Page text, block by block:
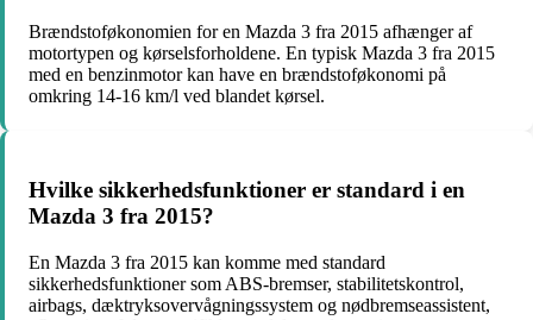
Brændstoføkonomien for en Mazda 3 fra 2015 afhænger af
motortypen og kørselsforholdene. En typisk Mazda 3 fra 2015
med en benzinmotor kan have en brændstoføkonomi på
omkring 14-16 km/l ved blandet kørsel.
Hvilke sikkerhedsfunktioner er standard i en
Mazda 3 fra 2015?
En Mazda 3 fra 2015 kan komme med standard
sikkerhedsfunktioner som ABS-bremser, stabilitetskontrol,
airbags, dæktryksovervågningssystem og nødbremseassistent,